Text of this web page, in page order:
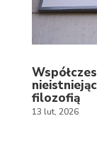
filozofią
13 lut, 2026